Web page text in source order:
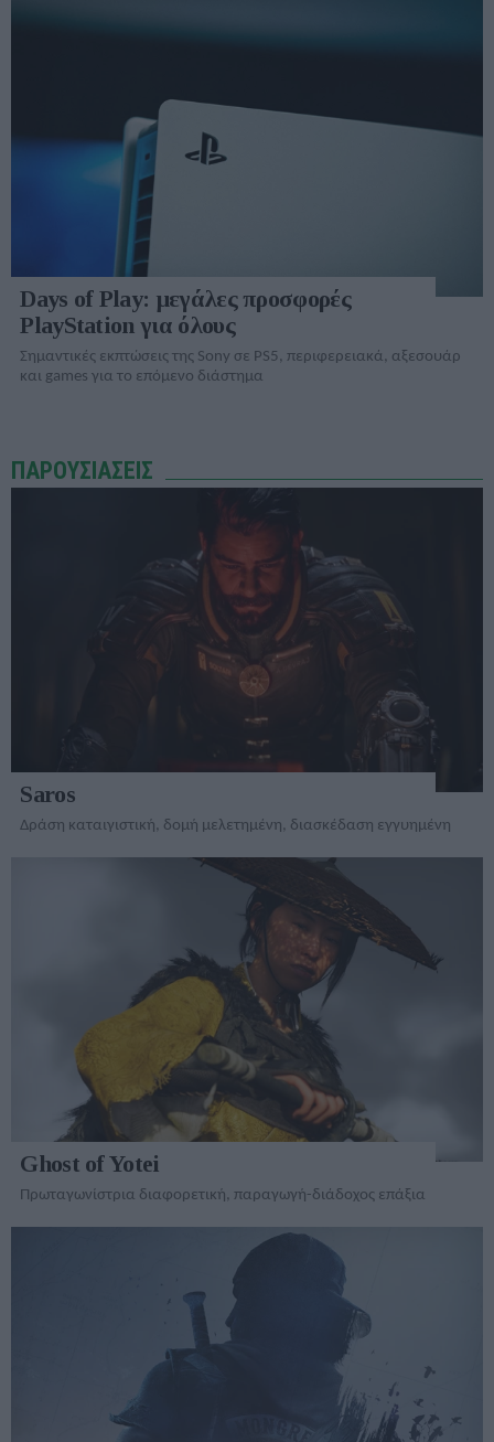
Days of Play: μεγάλες προσφορές
PlayStation για όλους
Σημαντικές εκπτώσεις της Sony σε PS5, περιφερειακά, αξεσουάρ
και games για το επόμενο διάστημα
ΠΑΡΟΥΣΙΑΣΕΙΣ
Saros
Δράση καταιγιστική, δομή μελετημένη, διασκέδαση εγγυημένη
Ghost of Yotei
Πρωταγωνίστρια διαφορετική, παραγωγή-διάδοχος επάξια